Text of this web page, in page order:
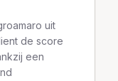
uit
de score
een